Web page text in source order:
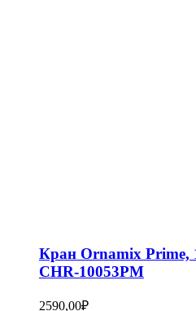
Кран Ornamix
CHR-10053PM
2590,00₽